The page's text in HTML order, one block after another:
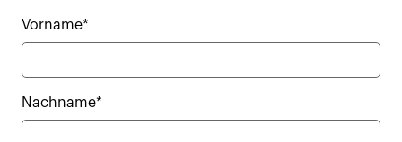
Vorname*
Nachname*